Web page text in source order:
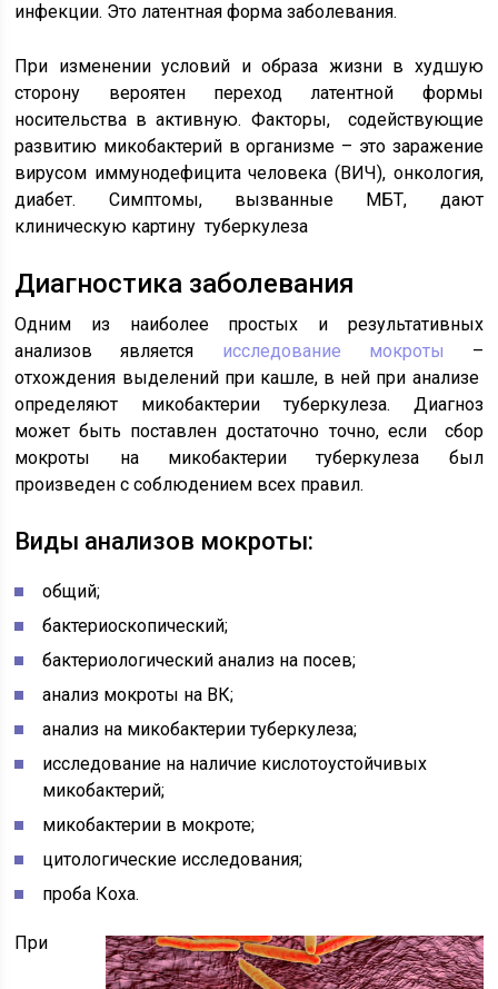
инфекции. Это латентная форма заболевания.
При изменении условий и образа жизни в худшую
сторону вероятен переход латентной формы
носительства в активную. Факторы, содействующие
развитию микобактерий в организме – это заражение
вирусом иммунодефицита человека (ВИЧ), онкология,
диабет. Симптомы, вызванные МБТ, дают
клиническую картину туберкулеза
Диагностика заболевания
Одним из наиболее простых и результативных
анализов является исследование мокроты –
отхождения выделений при кашле, в ней при анализе
определяют микобактерии туберкулеза. Диагноз
может быть поставлен достаточно точно, если сбор
мокроты на микобактерии туберкулеза был
произведен с соблюдением всех правил.
Виды анализов мокроты:
общий;
бактериоскопический;
бактериологический анализ на посев;
анализ мокроты на ВК;
анализ на микобактерии туберкулеза;
исследование на наличие кислотоустойчивых
микобактерий;
микобактерии в мокроте;
цитологические исследования;
проба Коха.
При